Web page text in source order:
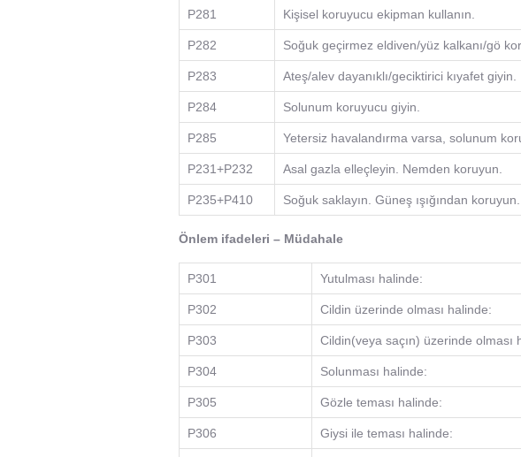
P281 Kişisel koruyucu ekipman kullanın.
P282 Soğuk geçirmez eldiven/yüz kalkanı/gö
P283 Ateş/alev dayanıklı/geciktirici kıyafet giyin.
P284 Solunum koruyucu giyin.
P285 Yetersiz havalandırma varsa, solunum
P231+P232 Asal gazla elleçleyin. Nemden koruyun.
P235+P410 Soğuk saklayın. Güneş ışığından koruyun.
Önlem ifadeleri – Müdahale
P301 Yutulması halinde:
P302 Cildin üzerinde olması halinde:
P303 Cildin(veya saçın) üzerinde olması
P304 Solunması halinde:
P305 Gözle teması halinde:
P306 Giysi ile teması halinde: